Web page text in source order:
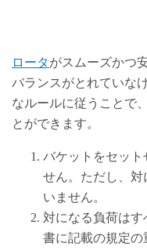
ロータがスムーズかつ
バランスがとれていな
なルールに従うことで
とができます。
バケットをセット
せん。ただし、
いません。
対になる負荷はす
書に記載の規定の